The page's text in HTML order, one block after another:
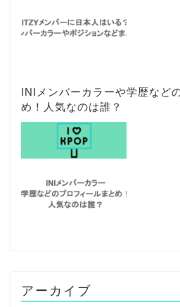
INIメンバーカラーや学歴など
め！人気なのは誰？
アーカイブ